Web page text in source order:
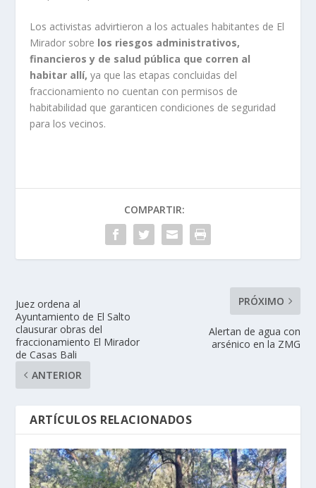
Los activistas advirtieron a los actuales habitantes de El
Mirador sobre los riesgos administrativos,
financieros y de salud pública que corren al
habitar allí, ya que las etapas concluidas del
fraccionamiento no cuentan con permisos de
habitabilidad que garanticen condiciones de seguridad
para los vecinos.
COMPARTIR:
Juez ordena al
Ayuntamiento de El Salto
clausurar obras del
fraccionamiento El Mirador
de Casas Bali
ANTERIOR
PRÓXIMO
Alertan de agua con
arsénico en la ZMG
ARTÍCULOS RELACIONADOS